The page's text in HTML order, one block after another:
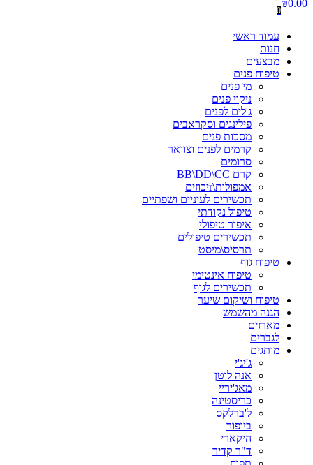
₪0.00
0
עמוד ראשי
חנות
מבצעים
טיפוח פנים
מי פנים
ניקוי פנים
ג'לים לפנים
פילינגים וסקראבים
מסכות פנים
קרמים לפנים וצוואר
סרומים
קרם BB\DD\CC
אמפולות\rיכוזים
תכשירים לעיניים ושפתיים
טיפול נקודתי
איפור טיפולי
תכשירים טיפולים
תרסיס\מיסט
טיפוח גוף
טיפוח אינטימי
תכשירים לגוף
טיפוח ושיקום שיער
הגנה מהשמש
מארזים
לגברים
מותגים
ג'יג'י
אנה לוטן
מאג'יריי
כריסטינה
ל'ברלקס
ביופור
היקארי
ד"ר קדיר